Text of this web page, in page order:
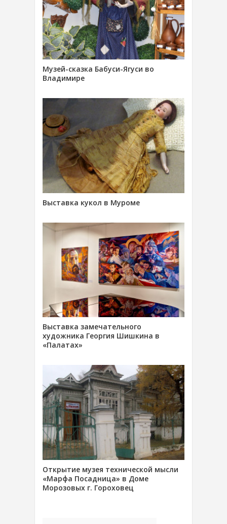
Музей-сказка Бабуси-Ягуси во
Владимире
Выставка кукол в Муроме
Выставка замечательного
художника Георгия Шишкина в
«Палатах»
Открытие музея технической мысли
«Марфа Посадница» в Доме
Морозовых г. Гороховец